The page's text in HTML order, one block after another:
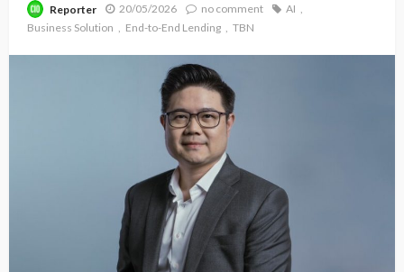
Reporter 20/05/2026 no comment
AI
Business Solution
End-to-End Lending TBN